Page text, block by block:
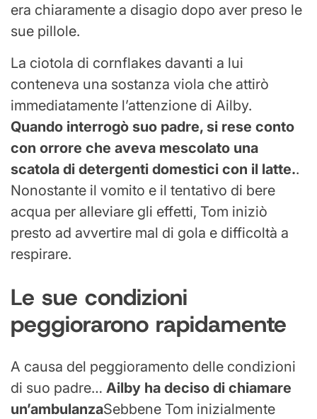
era chiaramente a disagio dopo aver preso le
sue pillole.
La ciotola di cornflakes davanti a lui
conteneva una sostanza viola che attirò
immediatamente l’attenzione di Ailby.
Quando interrogò suo padre, si rese conto
con orrore che aveva mescolato una
scatola di detergenti domestici con il latte..
Nonostante il vomito e il tentativo di bere
acqua per alleviare gli effetti, Tom iniziò
presto ad avvertire mal di gola e difficoltà a
respirare.
Le sue condizioni
peggiorarono rapidamente
A causa del peggioramento delle condizioni
di suo padre… Ailby ha deciso di chiamare
un’ambulanzaSebbene Tom inizialmente